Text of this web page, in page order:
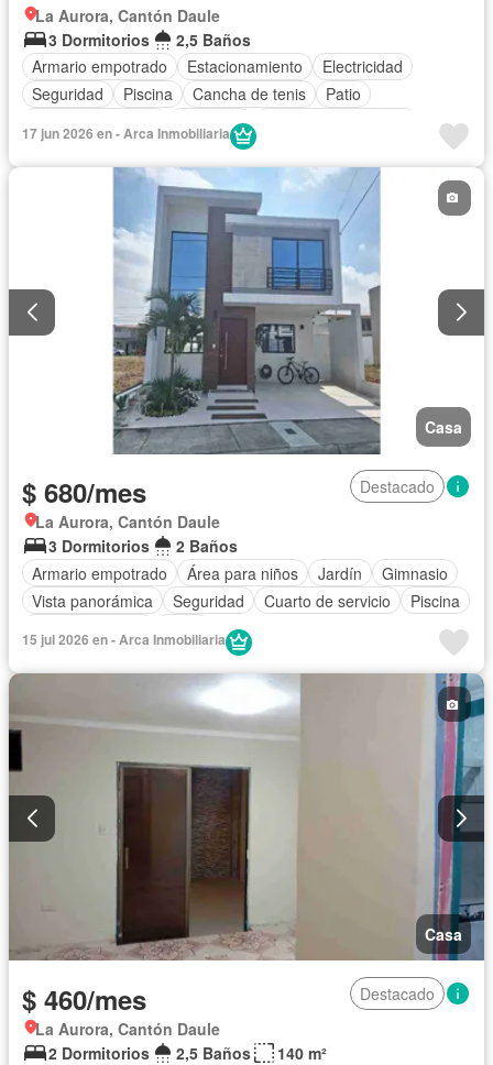
La Aurora, Cantón Daule
3 Dormitorios
2,5 Baños
Armario empotrado
Estacionamiento
Electricidad
Seguridad
Piscina Cancha de tenis
Patio
Gimnasio
Acceso para personas con discapacidad
Vista panorámica
Área para niños Sin amoblar
17 jun 2026 en - Arca Inmobiliaria
Casa
$ 680/mes
Destacado
La Aurora, Cantón Daule
3 Dormitorios
2 Baños
Armario empotrado
Área para niños Jardín
Gimnasio
Vista panorámica
Seguridad Cuarto de servicio
Piscina
15 jul 2026 en - Arca Inmobiliaria
Casa
$ 460/mes
Destacado
La Aurora, Cantón Daule
2 Dormitorios
2,5 Baños
140 m²